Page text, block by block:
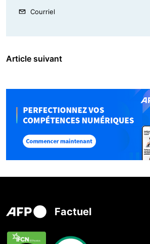
Courriel
Article suivant
Factuel